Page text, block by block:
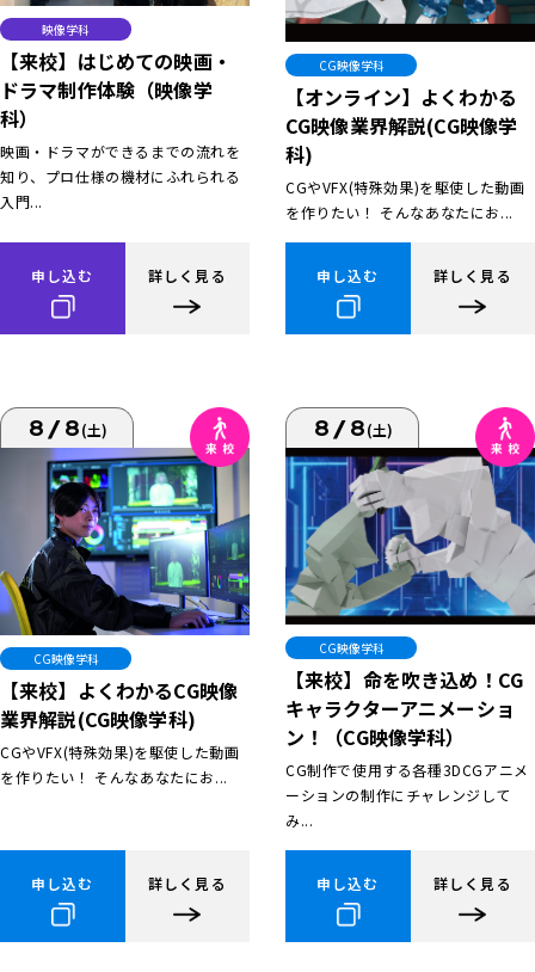
映像学科
【来校】はじめての映画・
ドラマ制作体験（映像学
科）
映画・ドラマができるまでの流れを
知り、プロ仕様の機材にふれられる
入門...
申し込む 詳しく見る
CG映像学科
【オンライン】よくわかる
CG映像業界解説(CG映像学
科)
CGやVFX(特殊効果)を駆使した動画
を作りたい！ そんなあなたにお...
申し込む 詳しく見る
8/8(土)
CG映像学科
【来校】よくわかるCG映像
業界解説(CG映像学科)
CGやVFX(特殊効果)を駆使した動画
を作りたい！ そんなあなたにお...
申し込む 詳しく見る
8/8(土)
CG映像学科
【来校】命を吹き込め！CG
キャラクターアニメーショ
ン！（CG映像学科）
CG制作で使用する各種3DCGアニメ
ーションの制作にチャレンジして
み...
申し込む 詳しく見る